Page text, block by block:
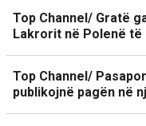
Top Channel/ Gratë
Lakrorit në Polenë
Top Channel/
publikojnë pagën në